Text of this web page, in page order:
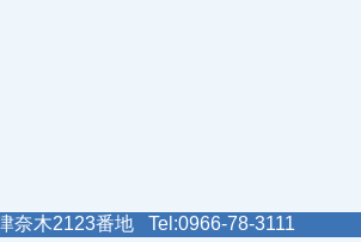
奈木2123番地 Tel:0966-78-3111